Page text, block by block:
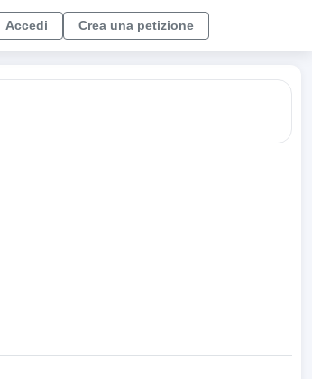
Accedi Crea una petizione